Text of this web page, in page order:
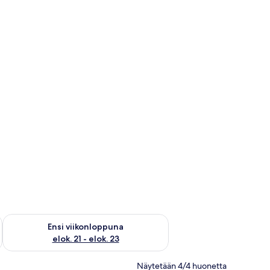
14 - elok. 16
Ensi viikonloppuna
elok. 21 - elok. 23
Tarkista ensi viikonlopun saatavuus elok. 21 - elok. 23
Näytetään 4/4 huonetta